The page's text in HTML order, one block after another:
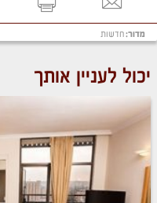
מדור:חדשות
יכול לעניין אותך